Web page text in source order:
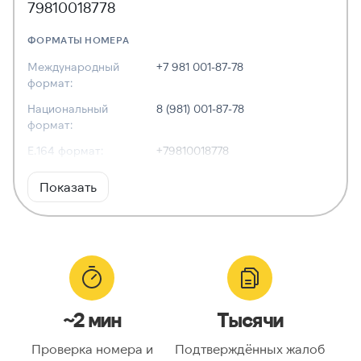
79810018778
ФОРМАТЫ НОМЕРА
Международный
формат:
+7 981 001-87-78
Национальный
формат:
8 (981) 001-87-78
E.164 формат:
+79810018778
RFC3966
формат:
Тип номера:
Оператор связи:
Национальный
Показать
~2 мин
Проверка номера и
Тысячи
Подтверждённых жалоб